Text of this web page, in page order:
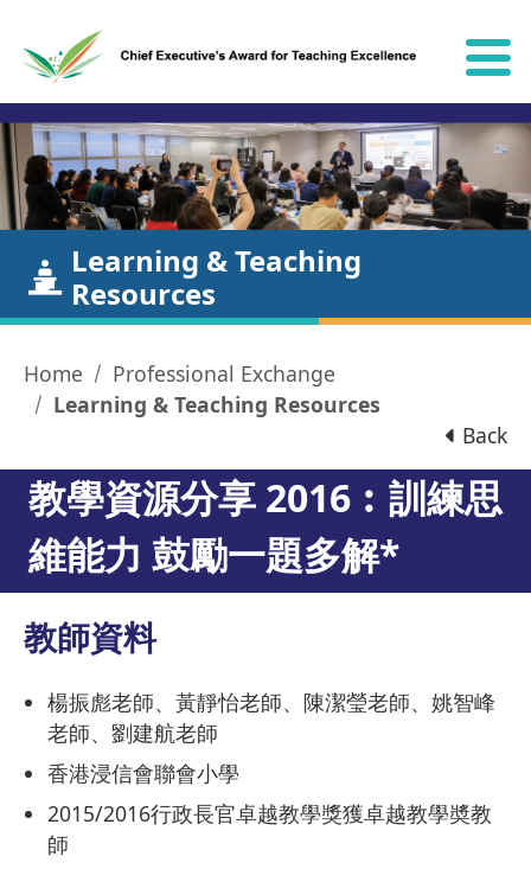
Learning & Teaching
Resources
Home
Professional Exchange
Learning & Teaching Resources
Back
教學資源分享 2016︰訓練思
維能力 鼓勵一題多解*
教師資料
楊振彪老師、黃靜怡老師、陳潔瑩老師、姚智峰
老師、劉建航老師
香港浸信會聯會小學
2015/2016行政長官卓越教學獎獲卓越教學奬教
師